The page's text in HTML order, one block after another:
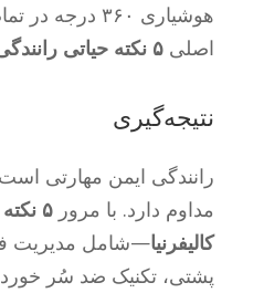
هوشیاری ۳۶۰
اصلی ۵ نکته حیاتی رانندگی کالیفرنیا
نتیجه‌گیری
رانندگی ایمن مهارتی است
مداوم دارد. با مرور
۵
کالیفرنیا—شامل مدیریت
پشتی، تکنیک ضد سُر خوردن،